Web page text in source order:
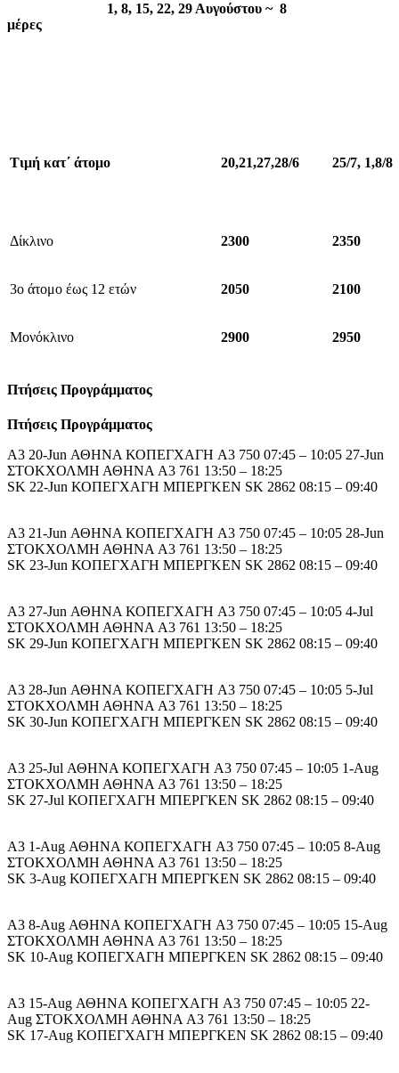
1, 8, 15, 22, 29 Αυγούστου ~ 8
μέρες
Τιμή κατ΄ άτομο 20,21,27,28/6 25/7, 1,8/8
Δίκλινο 2300 2350
3ο άτομο έως 12 ετών 2050 2100
Μονόκλινο 2900 2950
Πτήσεις Προγράμματος
Πτήσεις Προγράμματος
A3 20-Jun ΑΘΗΝΑ ΚΟΠΕΓΧΑΓΗ A3 750 07:45 – 10:05 27-Jun
ΣΤΟΚΧΟΛΜΗ ΑΘΗΝΑ A3 761 13:50 – 18:25
SK 22-Jun ΚΟΠΕΓΧΑΓΗ ΜΠΕΡΓΚΕΝ SK 2862 08:15 – 09:40
A3 21-Jun ΑΘΗΝΑ ΚΟΠΕΓΧΑΓΗ A3 750 07:45 – 10:05 28-Jun
ΣΤΟΚΧΟΛΜΗ ΑΘΗΝΑ A3 761 13:50 – 18:25
SK 23-Jun ΚΟΠΕΓΧΑΓΗ ΜΠΕΡΓΚΕΝ SK 2862 08:15 – 09:40
A3 27-Jun ΑΘΗΝΑ ΚΟΠΕΓΧΑΓΗ A3 750 07:45 – 10:05 4-Jul
ΣΤΟΚΧΟΛΜΗ ΑΘΗΝΑ A3 761 13:50 – 18:25
SK 29-Jun ΚΟΠΕΓΧΑΓΗ ΜΠΕΡΓΚΕΝ SK 2862 08:15 – 09:40
A3 28-Jun ΑΘΗΝΑ ΚΟΠΕΓΧΑΓΗ A3 750 07:45 – 10:05 5-Jul
ΣΤΟΚΧΟΛΜΗ ΑΘΗΝΑ A3 761 13:50 – 18:25
SK 30-Jun ΚΟΠΕΓΧΑΓΗ ΜΠΕΡΓΚΕΝ SK 2862 08:15 – 09:40
A3 25-Jul ΑΘΗΝΑ ΚΟΠΕΓΧΑΓΗ A3 750 07:45 – 10:05 1-Aug
ΣΤΟΚΧΟΛΜΗ ΑΘΗΝΑ A3 761 13:50 – 18:25
SK 27-Jul ΚΟΠΕΓΧΑΓΗ ΜΠΕΡΓΚΕΝ SK 2862 08:15 – 09:40
A3 1-Aug ΑΘΗΝΑ ΚΟΠΕΓΧΑΓΗ A3 750 07:45 – 10:05 8-Aug
ΣΤΟΚΧΟΛΜΗ ΑΘΗΝΑ A3 761 13:50 – 18:25
SK 3-Aug ΚΟΠΕΓΧΑΓΗ ΜΠΕΡΓΚΕΝ SK 2862 08:15 – 09:40
A3 8-Aug ΑΘΗΝΑ ΚΟΠΕΓΧΑΓΗ A3 750 07:45 – 10:05 15-Aug
ΣΤΟΚΧΟΛΜΗ ΑΘΗΝΑ A3 761 13:50 – 18:25
SK 10-Aug ΚΟΠΕΓΧΑΓΗ ΜΠΕΡΓΚΕΝ SK 2862 08:15 – 09:40
A3 15-Aug ΑΘΗΝΑ ΚΟΠΕΓΧΑΓΗ A3 750 07:45 – 10:05 22-
Aug ΣΤΟΚΧΟΛΜΗ ΑΘΗΝΑ A3 761 13:50 – 18:25
SK 17-Aug ΚΟΠΕΓΧΑΓΗ ΜΠΕΡΓΚΕΝ SK 2862 08:15 – 09:40